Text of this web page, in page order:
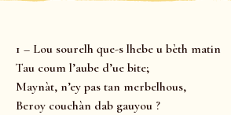
1 – Lou sourelh que-s lhebe u bèth matin
Tau coum l’aube d’ue bite;
Maynàt, n’ey pas tan merbelhous,
Beroy couchàn dab gauyou ?